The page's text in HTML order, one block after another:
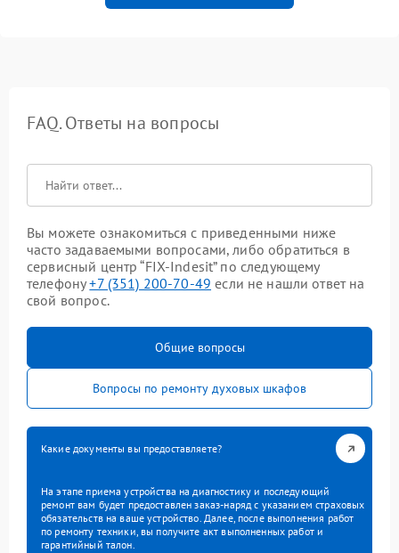
FAQ. Ответы на вопросы
Вы можете ознакомиться с приведенными ниже
часто задаваемыми вопросами, либо обратиться в
сервисный центр “FIX-Indesit” по следующему
телефону+7 (351) 200-70-49 если не нашли ответ на
свой вопрос.
Общие вопросы
Вопросы по ремонту духовых шкафов
Какие документы вы предоставляете?
На этапе приема устройства на диагностику и последующий
ремонт вам будет предоставлен заказ-наряд с указанием страховых
обязательств на ваше устройство. Далее, после выполнения работ
по ремонту техники, вы получите акт выполненных работ и
гарантийный талон.